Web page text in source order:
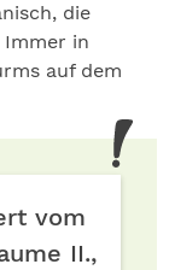
die
in
auf dem
vom
II.,